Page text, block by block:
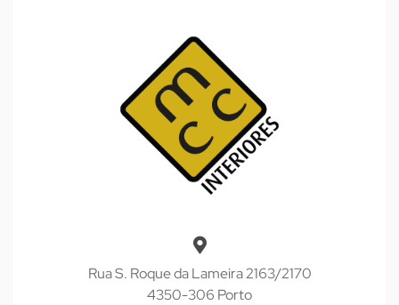
Rua S. Roque da Lameira 2163/2170
4350-306 Porto